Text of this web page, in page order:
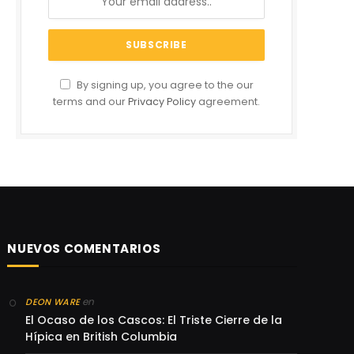
By signing up, you agree to the our
terms and ourPrivacy Policy agreement.
NUEVOS COMENTARIOS
DEON WAREen
El Ocaso de los Cascos: El Triste Cierre de la
Hípica en British Columbia